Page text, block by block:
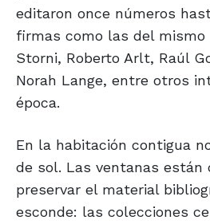
editaron once números
firmas como las del mismo
Storni, Roberto Arlt, Raúl
Norah Lange, entre otros
época.
En la habitación contigua
de sol. Las ventanas están
preservar el material
esconde: las colecciones